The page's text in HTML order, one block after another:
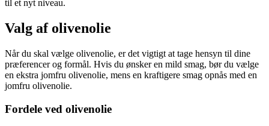
til et nyt niveau.
Valg af olivenolie
Når du skal vælge olivenolie, er det vigtigt at tage hensyn til dine
præferencer og formål. Hvis du ønsker en mild smag, bør du vælge
en ekstra jomfru olivenolie, mens en kraftigere smag opnås med en
jomfru olivenolie.
Fordele ved olivenolie